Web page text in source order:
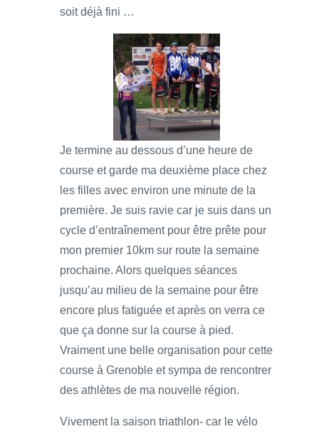
soit déjà fini …
Je termine au dessous d’une heure de
course et garde ma deuxième place chez
les filles avec environ une minute de la
première. Je suis ravie car je suis dans un
cycle d’entraînement pour être prête pour
mon premier 10km sur route la semaine
prochaine. Alors quelques séances
jusqu’au milieu de la semaine pour être
encore plus fatiguée et après on verra ce
que ça donne sur la course à pied.
Vraiment une belle organisation pour cette
course à Grenoble et sympa de rencontrer
des athlètes de ma nouvelle région.
Vivement la saison triathlon- car le vélo